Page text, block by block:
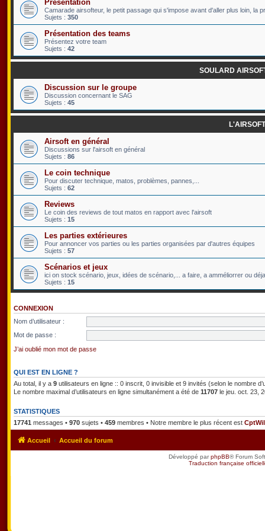
Présentation
Camarade airsofteur, le petit passage qui s'impose avant d'aller plus loin, la
Sujets : 350
Présentation des teams
Présentez votre team
Sujets : 42
SOULARD
Discussion sur le groupe
Discussion concernant le SAG
Sujets : 45
L'AIRSOFT
Airsoft en général
Discussions sur l'airsoft en général
Sujets : 86
Le coin technique
Pour discuter technique, matos, problèmes, pannes,...
Sujets : 62
Reviews
Le coin des reviews de tout matos en rapport avec l'airsoft
Sujets : 15
Les parties extérieures
Pour annoncer vos parties ou les parties organisées par d'autres équipes
Sujets : 57
Scénarios et jeux
ici on stock scénario, jeux, idées de scénario,... a faire, a amméliorrer ou
Sujets : 15
CONNEXION
Nom d’utilisateur :
Mot de passe :
J’ai oublié mon mot de passe
QUI EST EN LIGNE ?
Au total, il y a 9 utilisateurs en ligne :: 0 inscrit, 0 invisible et 9 invités (selon le nombre
Le nombre maximal d’utilisateurs en ligne simultanément a été de 11707 le jeu. oct. 23,
STATISTIQUES
17741 messages • 970 sujets • 459 membres • Notre membre le plus récent est
Accueil Accueil du forum
Développé parphpBB® Forum
Traduction française